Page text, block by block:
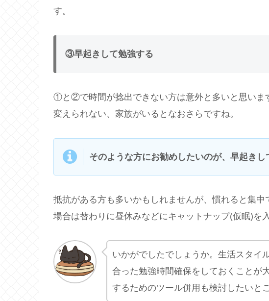
す。
③早起きして勉強する
①と②で時間が捻出できない方は意外と多いと思いま
変えられない、家族がいるとなおさらですね。
そのような方にお勧めしたいのが、 早起きし
抵抗がある方も多いかもしれませんが、慣れると集
場合は替わりに昼休みなどにキャットナップ(仮眠)を
いかがでしたでしょうか。生活スタイ
合った勉強時間確保をしておくことが
するためのツール併用も検討したいと